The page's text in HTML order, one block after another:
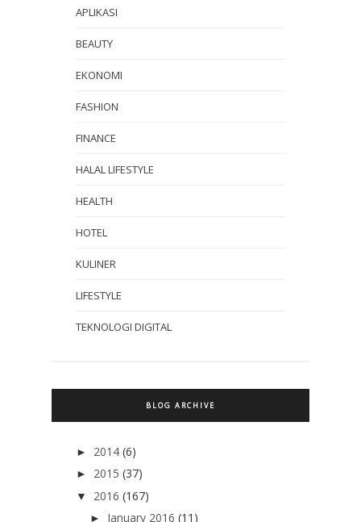
APLIKASI
BEAUTY
EKONOMI
FASHION
FINANCE
HALAL LIFESTYLE
HEALTH
HOTEL
KULINER
LIFESTYLE
TEKNOLOGI DIGITAL
BLOG ARCHIVE
► 2014 (6)
► 2015 (37)
▼ 2016 (167)
► January 2016 (11)